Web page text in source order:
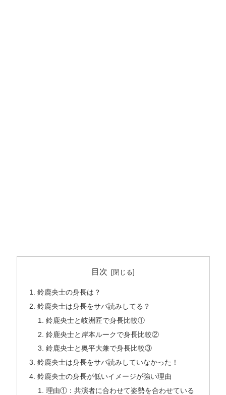
目次
鈴鹿央士の身長は？
鈴鹿央士は身長をサバ読みしてる？
鈴鹿央士と岐洲匠で身長比較①
鈴鹿央士と岸本ルークで身長比較②
鈴鹿央士と奥平大兼で身長比較③
鈴鹿央士は身長をサバ読みしていなかった！
鈴鹿央士の身長が低いイメージが強い理由
理由①：共演者に合わせて姿勢を合わせている